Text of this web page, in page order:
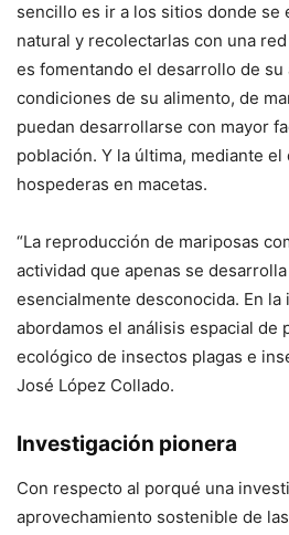
sencillo es ir a los sitios donde se
natural y recolectarlas con una
es fomentando el desarrollo de
condiciones de su alimento, de
puedan desarrollarse con mayor
población. Y la última, mediante
hospederas en macetas.
“La reproducción de mariposas
actividad que apenas se
esencialmente desconocida. En la
abordamos el análisis espacial de
ecológico de insectos plagas e
José López Collado.
Investigación pionera
Con respecto al porqué una
aprovechamiento sostenible de